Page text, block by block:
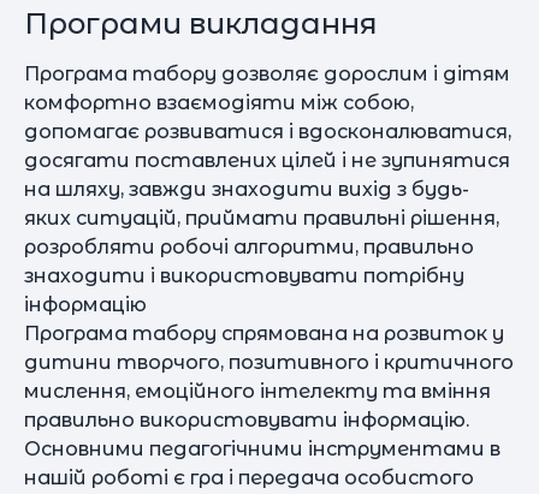
Програми викладання
Програма табору дозволяє дорослим і дітям
комфортно взаємодіяти між собою,
допомагає розвиватися і вдосконалюватися,
досягати поставлених цілей і не зупинятися
на шляху, завжди знаходити вихід з будь-
яких ситуацій, приймати правильні рішення,
розробляти робочі алгоритми, правильно
знаходити і використовувати потрібну
інформацію
Програма табору спрямована на розвиток у
дитини творчого, позитивного і критичного
мислення, емоційного інтелекту та вміння
правильно використовувати інформацію.
Основними педагогічними інструментами в
нашій роботі є гра і передача особистого